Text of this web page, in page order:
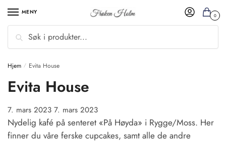
MENY
Søk
0
Hjem / Evita House
Evita House
7. mars 2023 7. mars 2023
Nydelig kafé på senteret «På Høyda» i Rygge/Moss. Her
finner du våre ferske cupcakes, samt alle de andre